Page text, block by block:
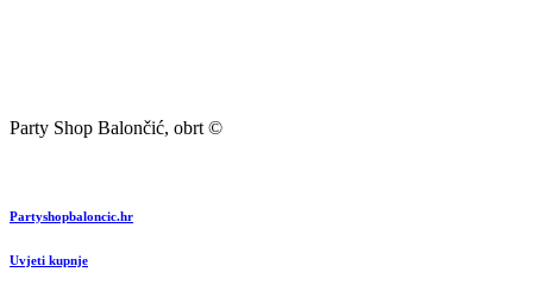
Party Shop Balončić, obrt ©
Partyshopbaloncic.hr
Uvjeti kupnje